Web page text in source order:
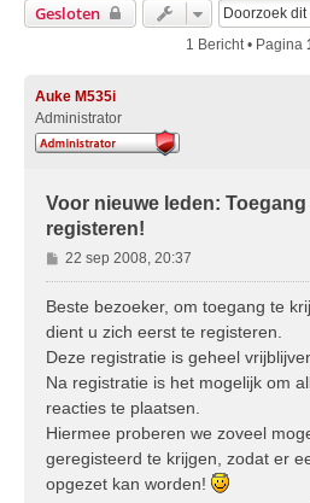
Gesloten
1 Bericht • Pagina
Auke M535i
Administrator
Voor nieuwe leden:
registeren!
B
e
r
h
t
22 sep 2008, 20:37
Beste bezoeker, om toegang te
dient u zich eerst te registeren.
Deze registratie is geheel
Na registratie is het mogelijk om
reacties te plaatsen.
Hiermee proberen we zoveel
geregisteerd te krijgen, zodat er
opgezet kan worden!